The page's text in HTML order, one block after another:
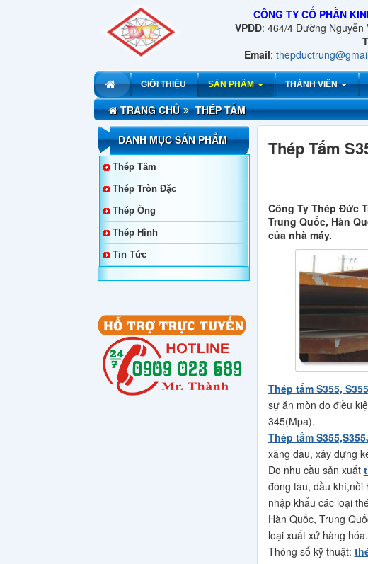
CÔNG TY CỔ PHẦN
VPĐD: 464/4 Đường Nguyễn
Email:
GIỚI THIỆU SẢN PHẨM THÀNH VIÊN
TRANG CHỦ THÉP TẤM
Thép Tấm
Công Ty Thép Đức
Trung Quốc, Hàn
của nhà máy.
Thép tấm S355,
sự ăn mòn do điều
345(Mpa).
Thép tấm
xăng dầu, xây dựng
Do nhu cầu sản xuất
đóng tàu, dầu khí,nồi
nhập khẩu các loại
Hàn Quốc, Trung
loại xuất xứ hàng hóa.
Thông số kỹ thuật:
DANH MỤC SẢN PHẨM
Thép Tấm
Thép Tròn Đặc
Thép Ống
Thép Hình
Tin Tức